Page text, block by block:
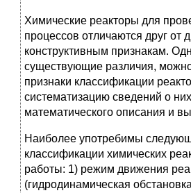
Химические реакторы для
процессов отличаются друг от
конструктивным признакам.
существующие различия,
признаки классификации
систематизацию сведений о
математического описания и
Наиболее употребимы
классификации химических
работы: 1) режим движения
(гидродинамическая